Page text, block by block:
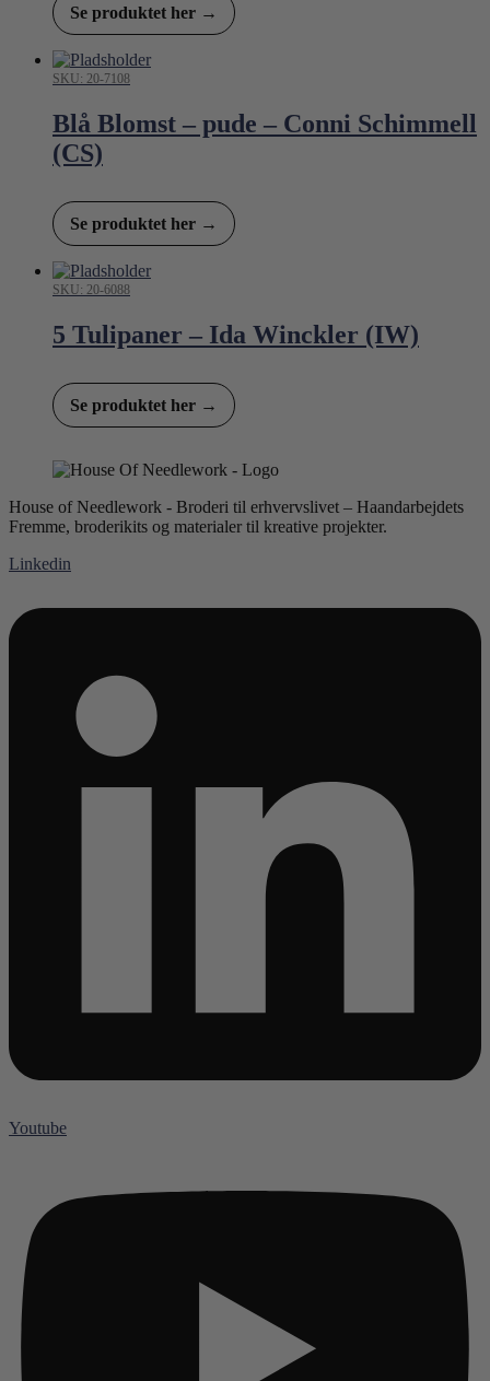
Se produktet her →
SKU: 20-7108
Blå Blomst – pude – Conni Schimmell
(CS)
Se produktet her →
SKU: 20-6088
5 Tulipaner – Ida Winckler (IW)
Se produktet her →
House of Needlework - Broderi til erhvervslivet – Haandarbejdets
Fremme, broderikits og materialer til kreative projekter.
Linkedin
Youtube